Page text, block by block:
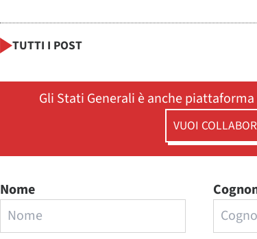
TUTTI I POST
Gli Stati Generali è anche
VUOI
Nome